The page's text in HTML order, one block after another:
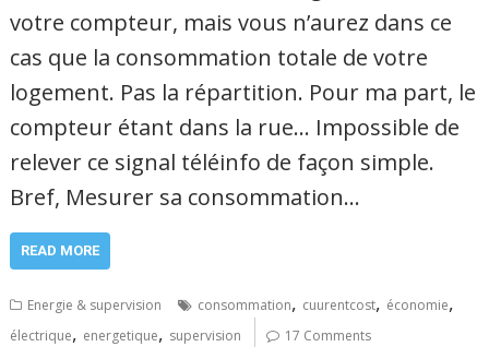
votre compteur, mais vous n’aurez dans ce
cas que la consommation totale de votre
logement. Pas la répartition. Pour ma part, le
compteur étant dans la rue… Impossible de
relever ce signal téléinfo de façon simple.
Bref, Mesurer sa consommation…
READ MORE
Energie & supervision consommation, cuurentcost, économie,
électrique, energetique, supervision 17 Comments